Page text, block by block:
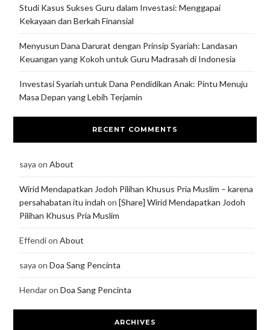
Studi Kasus Sukses Guru dalam Investasi: Menggapai
Kekayaan dan Berkah Finansial
Menyusun Dana Darurat dengan Prinsip Syariah: Landasan
Keuangan yang Kokoh untuk Guru Madrasah di Indonesia
Investasi Syariah untuk Dana Pendidikan Anak: Pintu Menuju
Masa Depan yang Lebih Terjamin
RECENT COMMENTS
saya on About
Wirid Mendapatkan Jodoh Pilihan Khusus Pria Muslim – karena
persahabatan itu indah on [Share] Wirid Mendapatkan Jodoh
Pilihan Khusus Pria Muslim
Effendion About
saya on Doa Sang Pencinta
Hendaron Doa Sang Pencinta
ARCHIVES